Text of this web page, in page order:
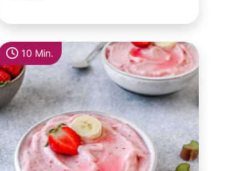
10 Min.